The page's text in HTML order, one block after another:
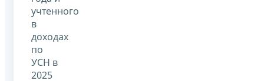
учтенного
в
доходах
по
УСН в
2025